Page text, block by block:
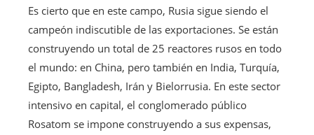
nuestros
suscriptores
Es cierto que en este campo, Rusia sigue siendo el
campeón indiscutible de las exportaciones. Se están
construyendo un total de 25 reactores rusos en todo
el mundo: en China, pero también en India, Turquía,
Egipto, Bangladesh, Irán y Bielorrusia. En este sector
intensivo en capital, el conglomerado público
Rosatom se impone construyendo a sus expensas,